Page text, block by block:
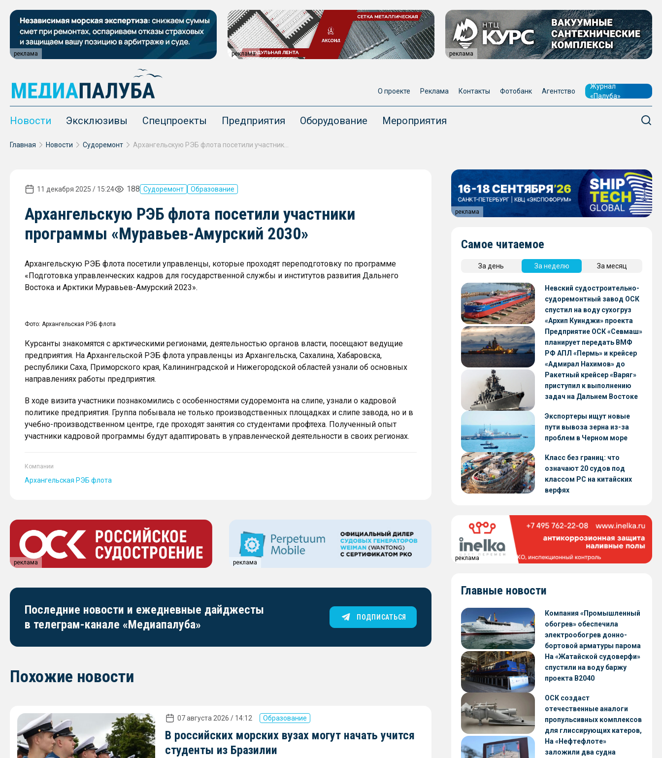
реклама реклама реклама
О проекте Реклама Контакты Фотобанк Агентство
Журнал
«Палуба»
Новости Эксклюзивы Спецпроекты Предприятия Оборудование Мероприятия
Главная Новости Судоремонт
11 декабря 2025 / 15:24 188 Судоремонт Образование
Архангельскую РЭБ флота посетили участники
программы «Муравьев-Амурский 2030»
Архангельскую РЭБ флота посетили управленцы, которые проходят переподготовку по программе
«Подготовка управленческих кадров для государственной службы и институтов развития Дальнего
Востока и Арктики Муравьев-Амурский 2023».
Фото: Архангельская РЭБ флота
Курсанты знакомятся с арктическими регионами, деятельностью органов власти, посещают ведущие
предприятия. На Архангельской РЭБ флота управленцы из Архангельска, Сахалина, Хабаровска,
республики Саха, Приморского края, Калининградской и Нижегородской областей узнали об основных
направлениях работы предприятия.
В ходе визита участники познакомились с особенностями судоремонта на слипе, узнали о кадровой
политике предприятия. Группа побывала не только производственных площадках и слипе завода, но и в
учебно-производственном центре, где проходят занятия со студентами профтеха. Полученный опыт
участники кадровой программы будут адаптировать в управленческой деятельности в своих регионах.
Компании
Архангельская РЭБ флота
реклама реклама
Последние новости и ежедневные дайджесты
в телеграм-канале «Медиапалуба»
ПОДПИСАТЬСЯ
Похожие новости
07 августа 2026 / 14:12 Образование
В российских морских вузах могут начать учится
студенты из Бразилии
реклама
Самое читаемое
За день За неделю За месяц
Невский судостроительно-
судоремонтный завод ОСК
спустил на воду сухогруз
«Архип Куинджи» проекта
RSD59
Предприятие ОСК «Севмаш»
планирует передать ВМФ
РФ АПЛ «Пермь» и крейсер
«Адмирал Нахимов» до
конца 2026 года
Ракетный крейсер «Варяг»
приступил к выполнению
задач на Дальнем Востоке
Экспортеры ищут новые
пути вывоза зерна из-за
проблем в Черном море
Класс без границ: что
означают 20 судов под
классом РС на китайских
верфях
реклама
Главные новости
Компания «Промышленный
обогрев» обеспечила
электрообогрев донно-
бортовой арматуры парома
«Петропавловск» проекта
CNF22
На «Жатайской судоверфи»
спустили на воду баржу
проекта В2040
ОСК создаст
отечественные аналоги
пропульсивных комплексов
для глиссирующих катеров,
скоростных судов и судов с
малой осадкой
На «Нефтефлоте»
заложили два судна